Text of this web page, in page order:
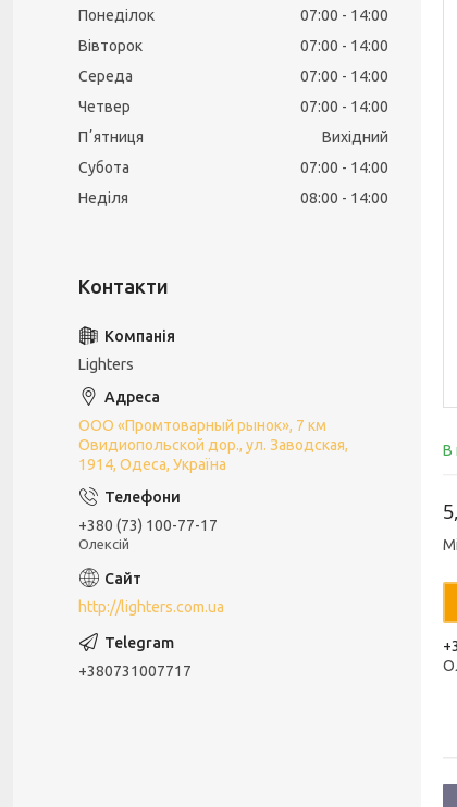
В
Понеділок 07:00
14:00
Вівторок
07:00
14:00
Середа
07:00
14:00
Четвер
07:00
14:00
Пʼятниця
Вихідний
Субота
07:00
14:00
Неділя
08:00 14:00
Lighters
ООО «Промтоварный рынок», 7 км
Овидиопольской дор., ул. Заводская,
1914, Одеса, Україна
+380 (73) 100-77-17
Олексій
http://lighters.com.ua
+380731007717